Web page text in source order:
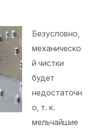
Безусловно,
механическо
й чистки
будет
недостаточн
о, т. к.
мельчайшие